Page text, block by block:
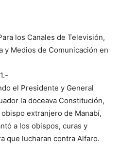
los Canales de Televisión,
y Medios de Comunicación en
el Presidente y General
la doceava Constitución,
extranjero de Manabí,
a los obispos, curas y
que lucharan contra Alfaro.